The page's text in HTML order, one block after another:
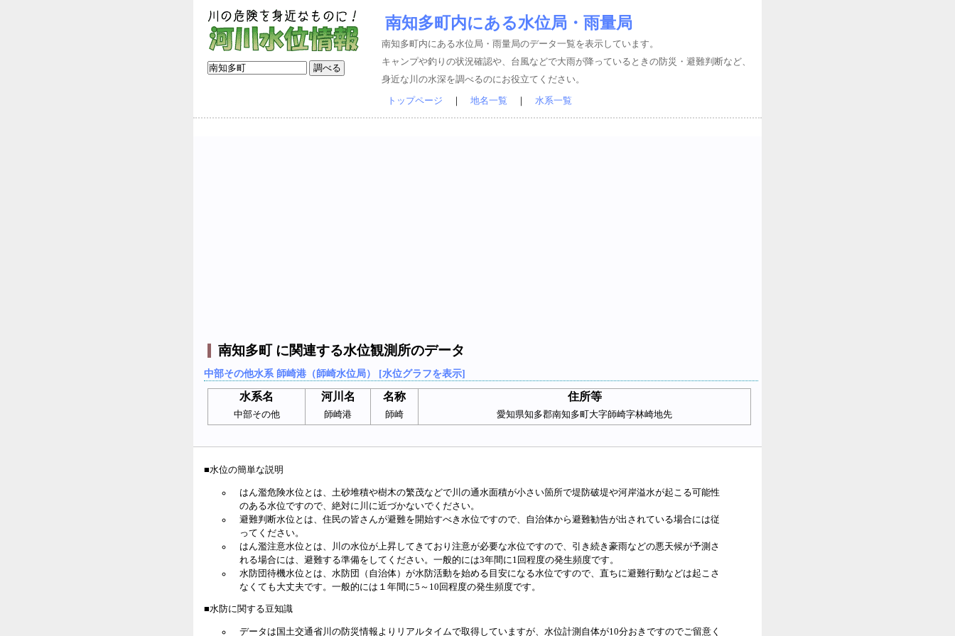
南知多町内にある水位局・雨量局
南知多町内にある水位局・雨量局のデータ一覧を表示しています。
キャンプや釣りの状況確認や、台風などで大雨が降っているときの防災・避難判断など、
身近な川の水深を調べるのにお役立てください。
トップページ 地名一覧 水系一覧
南知多町 に関連する水位観測所のデータ
中部その他水系 師崎港（師崎水位局） [水位グラフを表示]
水系名 河川名 名称 住所等
中部その他 師崎港 師崎 愛知県知多郡南知多町大字師崎字林崎地先
■水位の簡単な説明
はん濫危険水位とは、土砂堆積や樹木の繁茂などで川の通水面積が小さい箇所で堤防破堤や河岸溢水が起こる可能性
のある水位ですので、絶対に川に近づかないでください。
避難判断水位とは、住民の皆さんが避難を開始すべき水位ですので、自治体から避難勧告が出されている場合には従
ってください。
はん濫注意水位とは、川の水位が上昇してきており注意が必要な水位ですので、引き続き豪雨などの悪天候が予測さ
れる場合には、避難する準備をしてください。一般的には3年間に1回程度の発生頻度です。
水防団待機水位とは、水防団（自治体）が水防活動を始める目安になる水位ですので、直ちに避難行動などは起こさ
なくても大丈夫です。一般的には１年間に5～10回程度の発生頻度です。
■水防に関する豆知識
データは国土交通省川の防災情報よりリアルタイムで取得していますが、水位計測自体が10分おきですのでご留意く